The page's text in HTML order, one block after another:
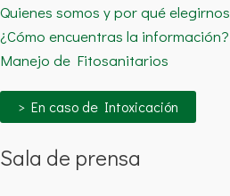
Quienes somos y por qué elegirnos
¿Cómo encuentras la información?
Manejo de Fitosanitarios
> En caso de Intoxicación
Sala de prensa